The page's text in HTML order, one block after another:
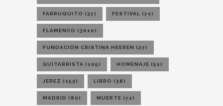
FARRUQUITO (37) FESTIVAL (71)
FLAMENCO (3010)
FUNDACIÓN CRISTINA HEEREN (27)
GUITARRISTA (105) HOMENAJE (51)
JEREZ (153) LIBRO (38)
MADRID (80) MUERTE (71)